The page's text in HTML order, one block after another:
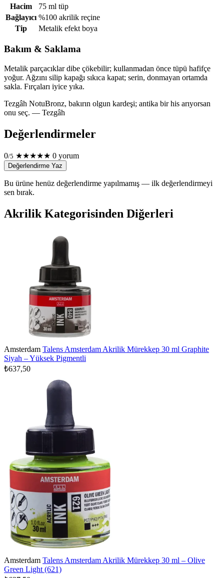
Hacim
75 ml tüp
Bağlayıcı %100 akrilik reçine
Tip
Metalik efekt boya
Bakım & Saklama
Metalik parçacıklar dibe çökebilir; kullanmadan önce tüpü hafifçe
yoğur. Ağzını silip kapağı sıkıca kapat; serin, donmayan ortamda
sakla. Fırçaları iyice yıka.
Tezgâh NotuBronz, bakırın olgun kardeşi; antika bir his arıyorsan
onu seç. — Tezgâh
Değerlendirmeler
0/5 ★★★★★ 0 yorum
Değerlendirme Yaz
Bu ürüne henüz değerlendirme yapılmamış — ilk değerlendirmeyi
sen bırak.
Akrilik Kategorisinden Diğerleri
Amsterdam Talens Amsterdam Akrilik Mürekkep 30 ml Graphite
Siyah – Yüksek Pigmentli
₺637,50
Amsterdam Talens Amsterdam Akrilik Mürekkep 30 ml – Olive
Green Light (621)